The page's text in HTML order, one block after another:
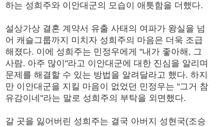
하는 성희주와 이안대군의 모습이 애틋함을 더했다.
설상가상 결혼 계약서 유출 사태의 여파가 왕실을 넘
어 캐슬그룹까지 미치자 성희주의 마음은 더욱 조급
해졌다. 이에 성희주는 민정우에게 "내가 좋아해, 그
사람. 아주 많이"라고 이안대군에 대한 진심을 알리며
문제를 해결할 수 있는 방법을 알려달라고 했다. 하지
만 이안대군을 지킬 마음이 없었던 민정우는 "그거 참
유감이네"라는 말로 성희주의 부탁을 외면했다.
갈 곳을 잃어버린 성희주는 결국 아버지 성현국(조승